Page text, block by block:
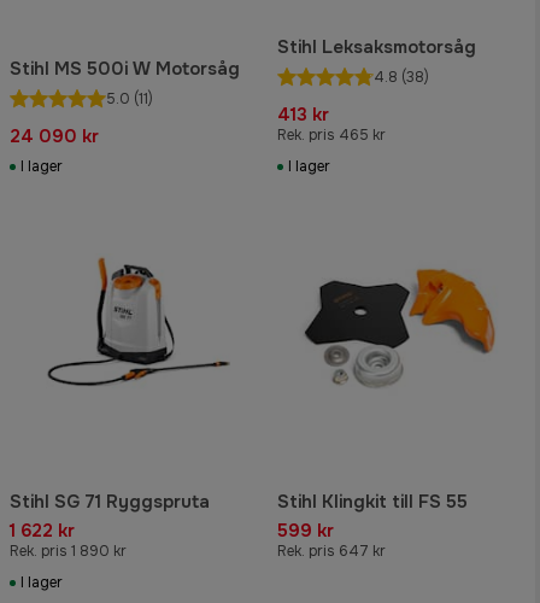
Stihl MS 500i W Motorsåg
5.0 (11)
24 090 kr
I lager
Stihl Leksaksmotorsåg
4.8 (38)
413 kr
Rek. pris 465 kr
I lager
Stihl SG 71 Ryggspruta
1 622 kr
Rek. pris 1 890 kr
I lager
Stihl Klingkit till FS 55
599 kr
Rek. pris 647 kr